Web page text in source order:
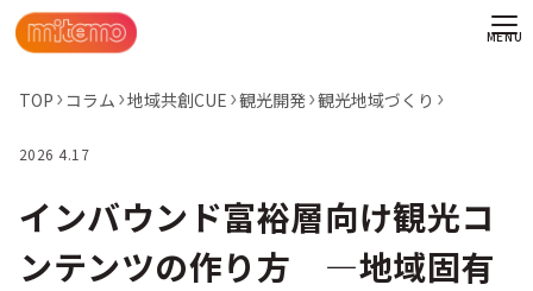
TOP コラム 地域共創CUE 観光開発 観光地域づくり
2026 4.17
インバウンド富裕層向け観光コ
ンテンツの作り方 ―地域固有